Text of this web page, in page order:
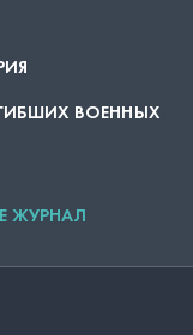
ВОЕННЫХ
ЖУРНАЛ